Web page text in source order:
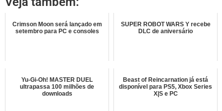
Crimson Moon será lançado em
setembro para PC e consoles
SUPER ROBOT WARS Y recebe
DLC de aniversário
Yu-Gi-Oh! MASTER DUEL
ultrapassa 100 milhões de
downloads
Beast of Reincarnation já está
disponível para PS5, Xbox Series
X|S e PC